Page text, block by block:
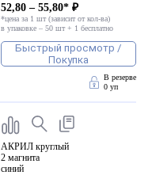
52,80 – 55,80* ₽
*цена за 1 шт (зависит от кол-ва)
в упаковке – 50 шт + 1 бесплатно
Быстрый просмотр /
Покупка
В резерве
0 уп
АКРИЛ круглый
2 магнита
синий